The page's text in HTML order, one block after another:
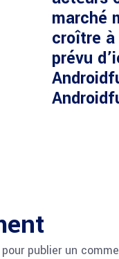
marché
croître à
prévu
publier un